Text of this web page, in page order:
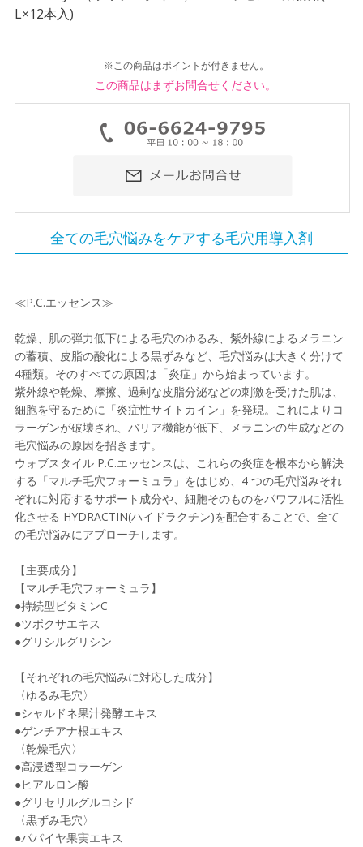
L×12本入)
※この商品はポイントが付きません。
この商品はまずお問合せください。
全ての毛穴悩みをケアする毛穴用導入剤
≪P.C.エッセンス≫
乾燥、肌の弾力低下による毛穴のゆるみ、紫外線によるメラニン
の蓄積、皮脂の酸化による黒ずみなど、毛穴悩みは大きく分けて
4種類。そのすべての原因は「炎症」から始まっています。
紫外線や乾燥、摩擦、過剰な皮脂分泌などの刺激を受けた肌は、
細胞を守るために「炎症性サイトカイン」を発現。これによりコ
ラーゲンが破壊され、バリア機能が低下、メラニンの生成などの
毛穴悩みの原因を招きます。
ウォブスタイル P.C.エッセンスは、これらの炎症を根本から解決
する「マルチ毛穴フォーミュラ」をはじめ、4 つの毛穴悩みそれ
ぞれに対応するサポート成分や、細胞そのものをパワフルに活性
化させる HYDRACTIN(ハイドラクチン)を配合することで、全て
の毛穴悩みにアプローチします。
【主要成分】
【マルチ毛穴フォーミュラ】
●持続型ビタミンC
●ツボクサエキス
●グリシルグリシン
【それぞれの毛穴悩みに対応した成分】
〈ゆるみ毛穴〉
●シャルドネ果汁発酵エキス
●ゲンチアナ根エキス
〈乾燥毛穴〉
●高浸透型コラーゲン
●ヒアルロン酸
●グリセリルグルコシド
〈黒ずみ毛穴〉
●パパイヤ果実エキス